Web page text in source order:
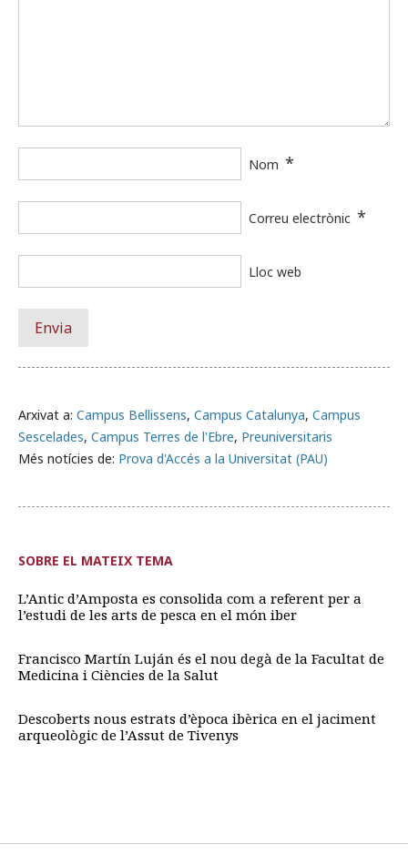
Arxivat a: Campus Bellissens, Campus Catalunya, Campus
Sescelades, Campus Terres de l'Ebre, Preuniversitaris
Més notícies de: Prova d'Accés a la Universitat (PAU)
Nom *
Correu electrònic *
Lloc web
SOBRE EL MATEIX TEMA
L’Antic d’Amposta es consolida com a referent per a
l’estudi de les arts de pesca en el món iber
Francisco Martín Luján és el nou degà de la Facultat de
Medicina i Ciències de la Salut
Descoberts nous estrats d’època ibèrica en el jaciment
arqueològic de l’Assut de Tivenys